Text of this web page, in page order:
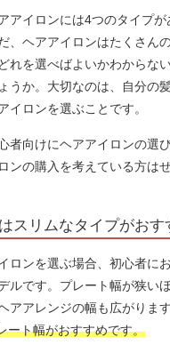
アイロンには4つのタイプ
、ヘアアイロンはたくさん
れを選べばよいかわからな
うか。大切なのは、自分の
イロンを選ぶことです。
者向けにヘアアイロンの選
ンの購入を考えている方は
スリムなタイプがおす
ロンを選ぶ場合、初心者に
ルです。プレート幅が狭い
アアレンジの幅も広がります
ート幅がおすすめです。